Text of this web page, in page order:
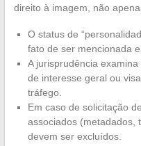
direito à imagem, não
O status de
fato de ser mencionada
A jurisprudência
de interesse geral ou
tráfego.
Em caso de solicitação
associados (metadados,
devem ser excluídos.